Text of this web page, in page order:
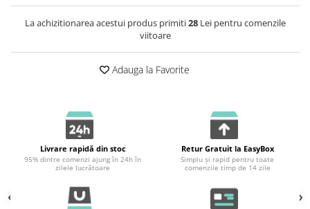
La achizitionarea acestui produs primiti28Lei pentru comenzile
viitoare
Adauga la Favorite
Livrare rapidă din stoc
95% dintre comenzi ajung în 24h în
zilele lucrătoare
Retur Gratuit la EasyBox
Simplu și rapid pentru toate
comenzile timp de 14 zile